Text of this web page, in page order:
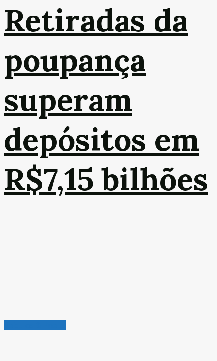
Retiradas da
poupança
superam
depósitos em
R$7,15 bilhões